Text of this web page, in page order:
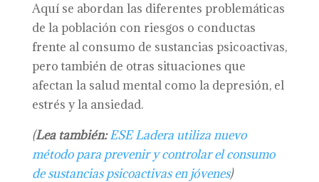
Aquí se abordan las diferentes problemáticas
de la población con riesgos o conductas
frente al consumo de sustancias psicoactivas,
pero también de otras situaciones que
afectan la salud mental como la depresión, el
estrés y la ansiedad.
(Lea también: ESE Ladera utiliza nuevo
método para prevenir y controlar el consumo
de sustancias psicoactivas en jóvenes)